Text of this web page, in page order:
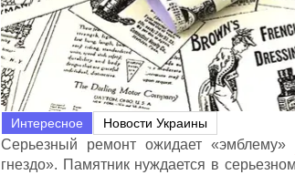
Интересное Новости Украины
Серьезный ремонт ожидает «эмблему»
гнездо». Памятник нуждается в